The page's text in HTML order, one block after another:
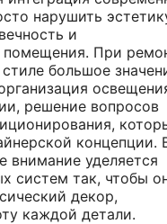
нарушить
и
помещения. При
большое
решение вопросов
концепции.
внимание уделяется
систем так, чтобы
декор,
каждой детали.